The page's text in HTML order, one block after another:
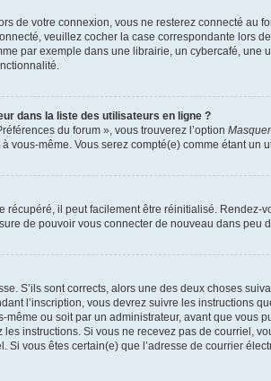
de votre connexion, vous ne resterez connecté au
veuillez cocher la case correspondante lors
par exemple dans une librairie, un cybercafé, une
dans la liste des utilisateurs en ligne ?
du forum », vous trouverez l’option
vous-même. Vous serez compté(e) comme étant un
récupéré, il peut facilement être réinitialisé. Rendez-
de pouvoir vous connecter de nouveau dans peu
S’ils sont corrects, alors une des deux choses
l’inscription, vous devrez suivre les instructions
ou soit par un administrateur, avant que vous
instructions. Si vous ne recevez pas de courriel,
vous êtes certain(e) que l’adresse de courrier